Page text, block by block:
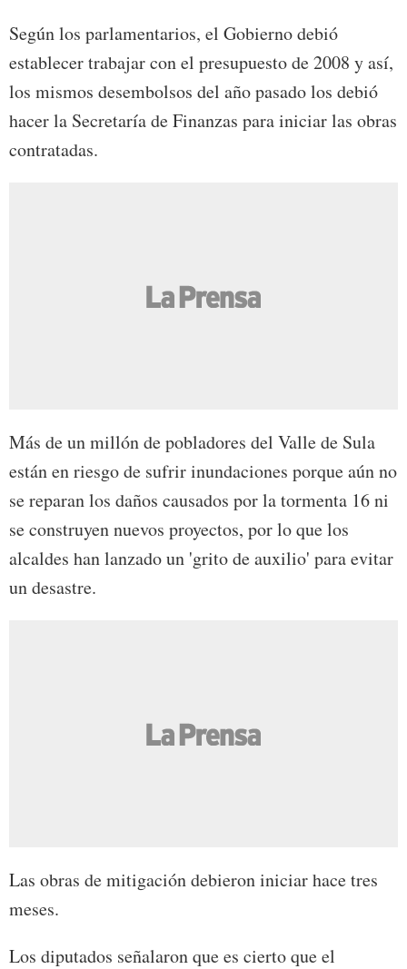
Según los parlamentarios, el Gobierno debió
establecer trabajar con el presupuesto de 2008 y así,
los mismos desembolsos del año pasado los debió
hacer la Secretaría de Finanzas para iniciar las obras
contratadas.
Más de un millón de pobladores del Valle de Sula
están en riesgo de sufrir inundaciones porque aún no
se reparan los daños causados por la tormenta 16 ni
se construyen nuevos proyectos, por lo que los
alcaldes han lanzado un 'grito de auxilio' para evitar
un desastre.
Las obras de mitigación debieron iniciar hace tres
meses.
Los diputados señalaron que es cierto que el